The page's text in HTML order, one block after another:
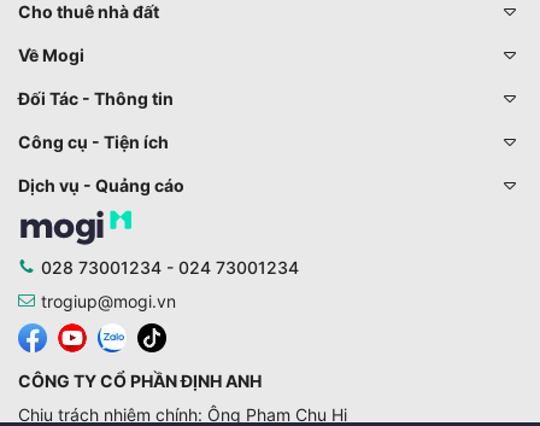
Cho thuê nhà đất
Về Mogi
Đối Tác - Thông tin
Công cụ - Tiện ích
Dịch vụ - Quảng cáo
028 73001234 - 024 73001234
trogiup@mogi.vn
CÔNG TY CỔ PHẦN ĐỊNH ANH
Chịu trách nhiệm chính: Ông Phạm Chu Hi